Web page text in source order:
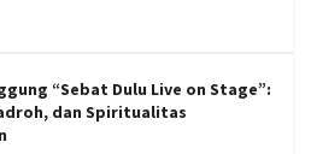
“Sebat Dulu Live on Stage”:
dan Spiritualitas